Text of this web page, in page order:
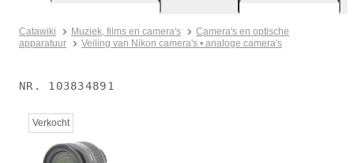
Catawiki Muziek, films en camera's
Camera's en optische
apparatuur
Veiling van Nikon camera's • analoge camera's
NR. 103834891
Verkocht